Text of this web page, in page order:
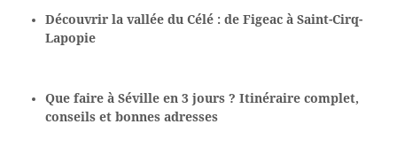
Découvrir la vallée du Célé : de Figeac à Saint-Cirq-
Lapopie
Que faire à Séville en 3 jours ? Itinéraire complet,
conseils et bonnes adresses